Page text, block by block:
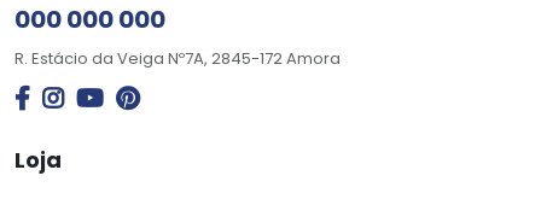
000 000 000
R. Estácio da Veiga Nº7A, 2845-172 Amora
Loja